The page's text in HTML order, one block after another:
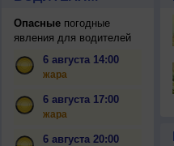
Опасныепогодные
явления для водителей
6 августа 14:00
жара
6 августа 17:00
жара
6 августа 20:00